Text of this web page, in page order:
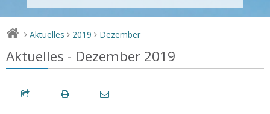
> Aktuelles > 2019 > Dezember
Aktuelles - Dezember 2019